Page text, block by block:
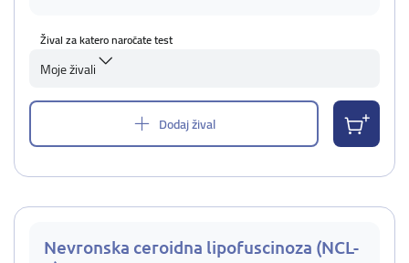
Žival za katero naročate test
Moje živali
Dodaj žival
Nevronska ceroidna lipofuscinoza (NCL-